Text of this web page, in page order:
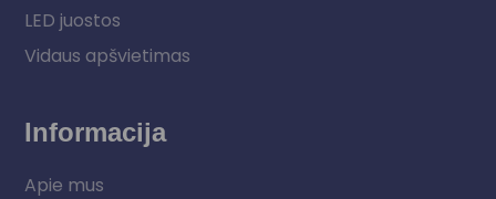
LED juostos
Vidaus apšvietimas
Informacija
Apie mus